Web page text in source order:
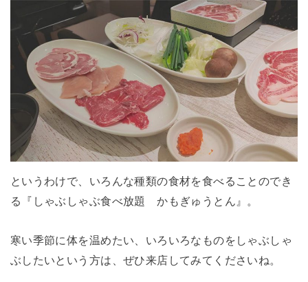
というわけで、いろんな種類の食材を食べることのでき
る『しゃぶしゃぶ食べ放題 かもぎゅうとん』。
寒い季節に体を温めたい、いろいろなものをしゃぶしゃ
ぶしたいという方は、ぜひ来店してみてくださいね。